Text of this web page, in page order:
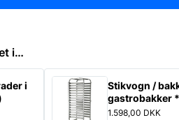
i…
i
Stikvogn /
gastrobakker
* – Saml selv
1.598,00 DKK